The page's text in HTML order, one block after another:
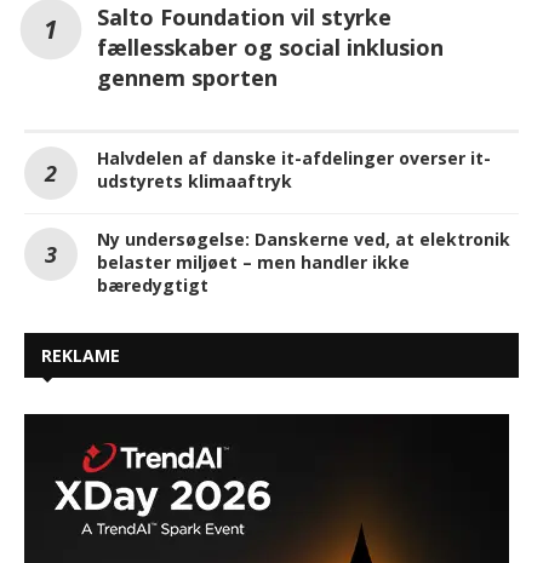
Salto Foundation vil styrke
fællesskaber og social inklusion
gennem sporten
Halvdelen af danske it-afdelinger overser it-
udstyrets klimaaftryk
Ny undersøgelse: Danskerne ved, at elektronik
belaster miljøet – men handler ikke
bæredygtigt
REKLAME